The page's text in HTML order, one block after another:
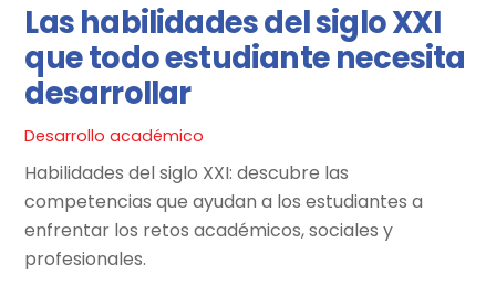
Las habilidades del siglo XXI
que todo estudiante necesita
desarrollar
Desarrollo académico
Habilidades del siglo XXI: descubre las
competencias que ayudan a los estudiantes a
enfrentar los retos académicos, sociales y
profesionales.